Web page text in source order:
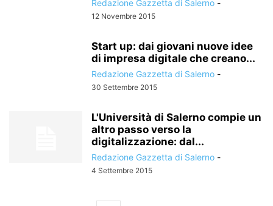
Redazione Gazzetta di Salerno -
12 Novembre 2015
Start up: dai giovani nuove idee
di impresa digitale che creano...
Redazione Gazzetta di Salerno -
30 Settembre 2015
L'Università di Salerno compie un
altro passo verso la
digitalizzazione: dal...
Redazione Gazzetta di Salerno -
4 Settembre 2015